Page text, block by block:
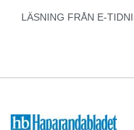
LÄSNING FRÅN E-